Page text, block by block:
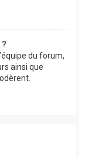
du forum,
ainsi que